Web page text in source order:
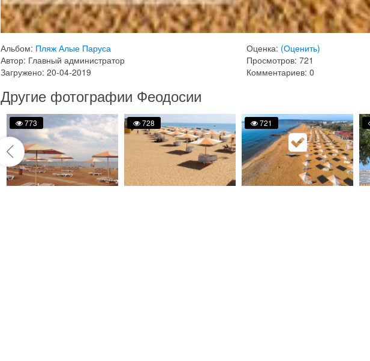
Альбом: Пляж Алые Паруса
Автор: Главный администратор
Загружено: 20-04-2019
Оценка: (Оценить)
Просмотров: 721
Комментариев: 0
Другие фотографии Феодосии
773 728 721